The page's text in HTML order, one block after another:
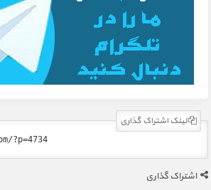
لینک اشتراک گذاری
اشتراک گذاری